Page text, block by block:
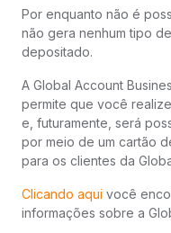
Por enquanto não é
não gera nenhum tipo
depositado.
A Global Account
permite que você
e, futuramente, será
por meio de um cartão
para os clientes da
Clicando aqui você
informações sobre a